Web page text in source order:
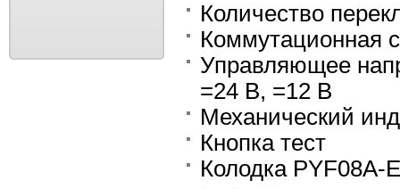
Количество
Коммутационная
Управляющее
=24 В, =12 В
Механический
Кнопка тест
Колодка PYF08A-